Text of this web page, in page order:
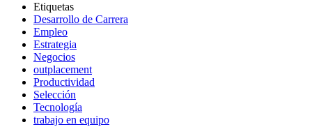
Etiquetas
Desarrollo de Carrera
Empleo
Estrategia
Negocios
outplacement
Productividad
Selección
Tecnología
trabajo en equipo